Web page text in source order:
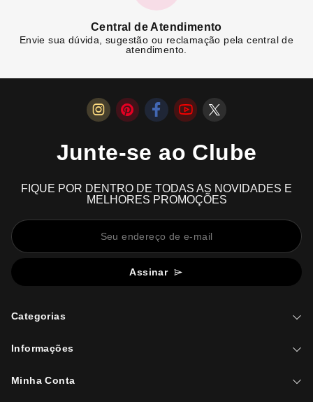
Central de Atendimento
Envie sua dúvida, sugestão ou reclamação pela central de
atendimento.
Junte-se ao Clube
FIQUE POR DENTRO DE TODAS AS NOVIDADES E
MELHORES PROMOÇÕES
Assinar
Categorias
Informações
Minha Conta